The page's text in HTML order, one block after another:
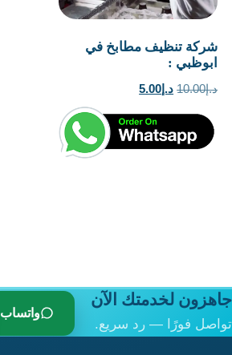
شركة تنظيف مطابخ في
ابوظبي :
د.إ10.00 السعر
هو:
د.إ10.00.
د.إ 5.00السعر
هو:
د.إ5.00.
جاهزون لخدمتك الآن
تواصل فورًا — رد سريع.
واتساب